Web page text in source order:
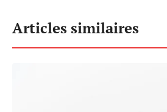
Articles similaires